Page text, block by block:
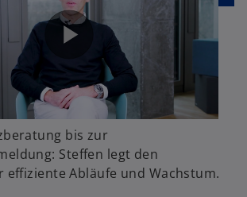
bis zur
Steffen legt den
effiziente Abläufe und Wachstum.